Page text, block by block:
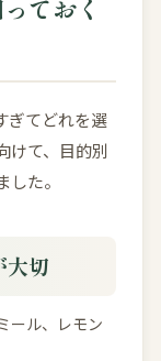
ておく
ぎてどれを選
て、目的別
た。
大切
ル、レモン